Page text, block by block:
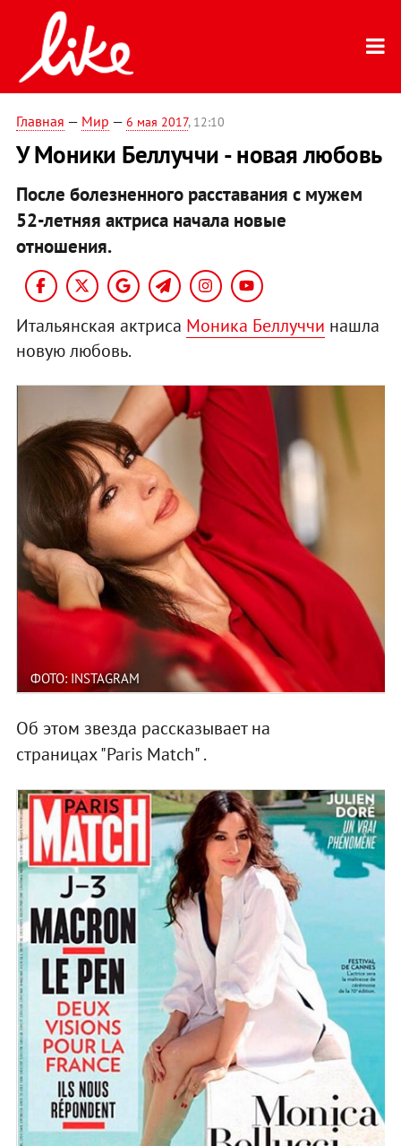
Главная — Мир — 6 мая 2017, 12:10
У Моники Беллуччи - новая любовь
После болезненного расставания с мужем
52-летняя актриса начала новые
отношения.
Итальянская актриса Моника Беллуччи нашла
новую любовь.
ФОТО: INSTAGRAM
Об этом звезда рассказывает на
страницах "Paris Match" .